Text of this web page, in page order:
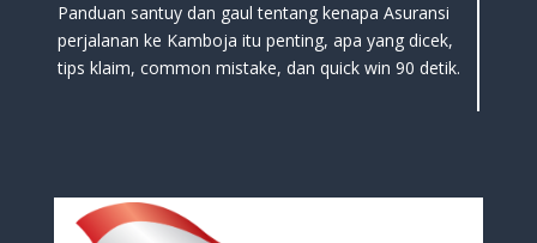
Panduan santuy dan gaul tentang kenapa Asuransi
perjalanan ke Kamboja itu penting, apa yang dicek,
tips klaim, common mistake, dan quick win 90 detik.